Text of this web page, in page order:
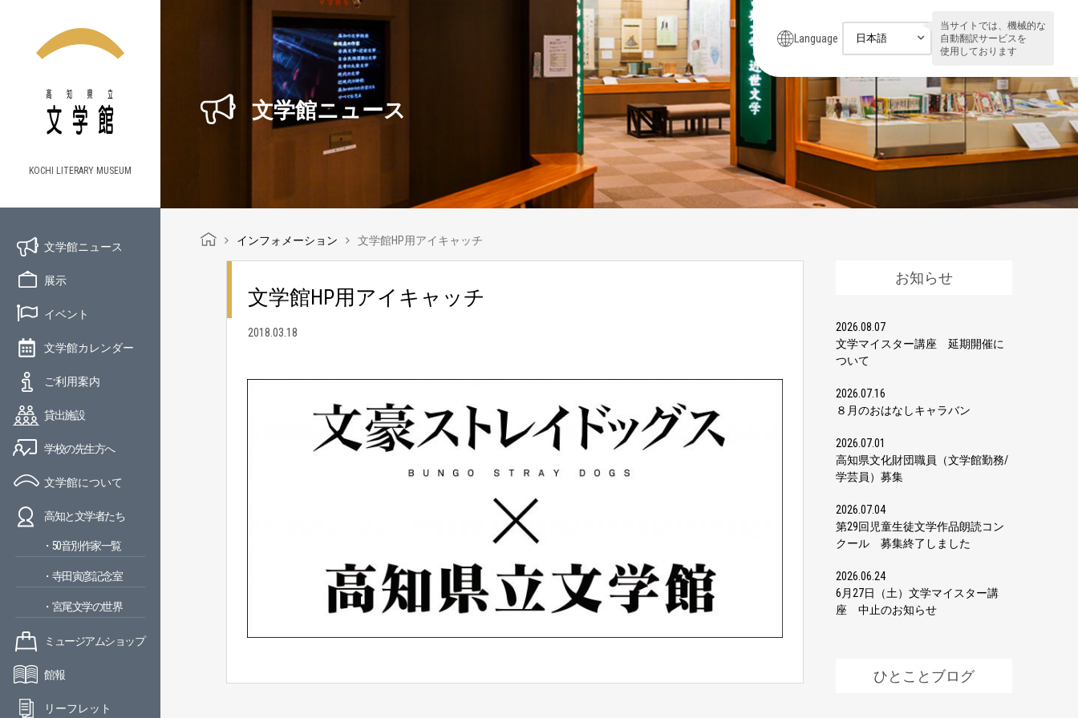
KOCHI LITERARY MUSEUM
文学館ニュース
展示
イベント
文学館カレンダー
ご利用案内
貸出施設
学校の先生方へ
文学館について
高知と文学者たち
・50音別作家一覧
・寺田寅彦記念室
・宮尾文学の世界
ミュージアムショップ
館報
リーフレット
Language
当サイトでは、機械的な
自動翻訳サービスを
使用しております
文学館ニュース
インフォメーション 文学館HP用アイキャッチ
文学館HP用アイキャッチ
2018.03.18
お知らせ
2026.08.07
文学マイスター講座 延期開催に
ついて
2026.07.16
８月のおはなしキャラバン
2026.07.01
高知県文化財団職員（文学館勤務/
学芸員）募集
2026.07.04
第29回児童生徒文学作品朗読コン
クール 募集終了しました
2026.06.24
6月27日（土）文学マイスター講
座 中止のお知らせ
ひとことブログ